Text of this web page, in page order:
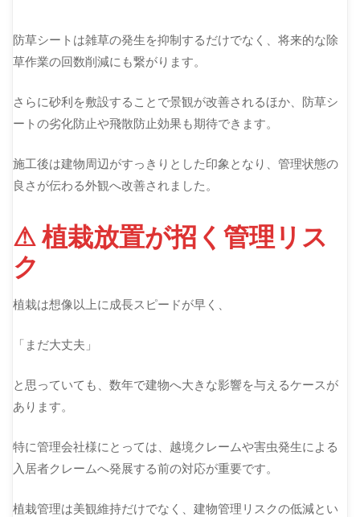
防草シートは雑草の発生を抑制するだけでなく、将来的な除
草作業の回数削減にも繋がります。
さらに砂利を敷設することで景観が改善されるほか、防草シ
ートの劣化防止や飛散防止効果も期待できます。
施工後は建物周辺がすっきりとした印象となり、管理状態の
良さが伝わる外観へ改善されました。
⚠ 植栽放置が招く管理リス
ク
植栽は想像以上に成長スピードが早く、
「まだ大丈夫」
と思っていても、数年で建物へ大きな影響を与えるケースが
あります。
特に管理会社様にとっては、越境クレームや害虫発生による
入居者クレームへ発展する前の対応が重要です。
植栽管理は美観維持だけでなく、建物管理リスクの低減とい